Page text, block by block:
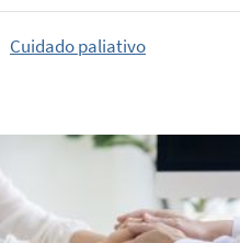
Cuidado paliativo